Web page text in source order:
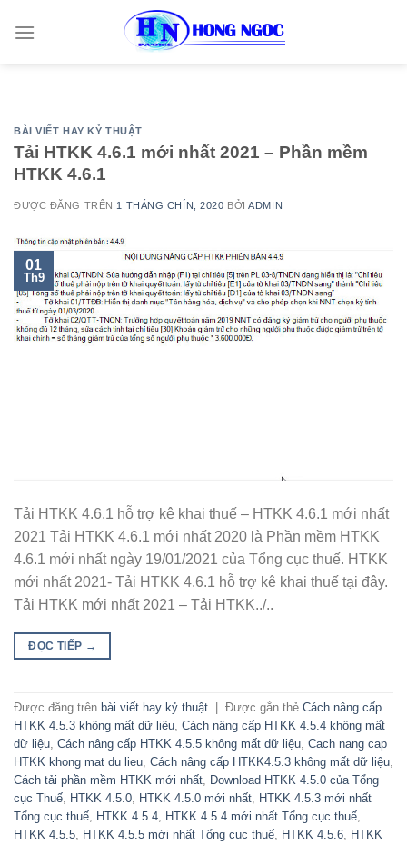
BÀI VIẾT HAY KỶ THUẬT
Tải HTKK 4.6.1 mới nhất 2021 – Phần mềm
HTKK 4.6.1
ĐƯỢC ĐĂNG TRÊN 1 THÁNG CHÍN, 2020 BỞIADMIN
01
Th9
Tải HTKK 4.6.1 hỗ trợ kê khai thuế – HTKK 4.6.1 mới nhất
2021 Tải HTKK 4.6.1 mới nhất 2020 là Phần mềm HTKK
4.6.1 mới nhất ngày 19/01/2021 của Tổng cục thuế. HTKK
mới nhất 2021- Tải HTKK 4.6.1 hỗ trợ kê khai thuế tại đây.
Tải HTKK mới nhất 2021 – Tải HTKK../..
ĐỌC TIẾP →
Được đăng trên bài viết hay kỷ thuật Được gắn thẻ Cách nâng cấp
HTKK 4.5.3 không mất dữ liệu, Cách nâng cấp HTKK 4.5.4 không mất
dữ liệu, Cách nâng cấp HTKK 4.5.5 không mất dữ liệu, Cach nang cap
HTKK khong mat du lieu, Cách nâng cấp HTKK4.5.3 không mất dữ liệu,
Cách tải phần mềm HTKK mới nhất, Download HTKK 4.5.0 của Tổng
cục Thuế, HTKK 4.5.0, HTKK 4.5.0 mới nhất, HTKK 4.5.3 mới nhất
Tổng cục thuế, HTKK 4.5.4, HTKK 4.5.4 mới nhất Tổng cục thuế,
HTKK 4.5.5, HTKK 4.5.5 mới nhất Tổng cục thuế, HTKK 4.5.6, HTKK